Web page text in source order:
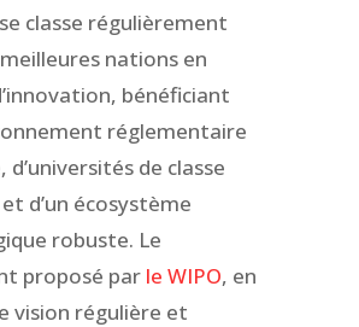
se classe régulièrement
nations en
bénéficiant
réglementaire
de classe
d’un écosystème
robuste. Le
proposé par le WIPO, en
vision régulière et